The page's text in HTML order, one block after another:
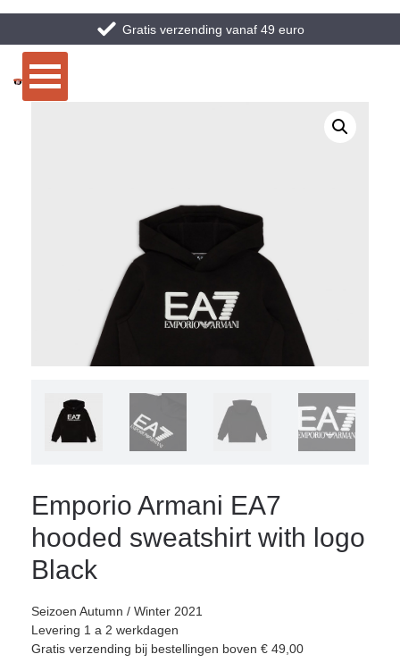
Gratis verzending vanaf 49 euro
Emporio Armani EA7
hooded sweatshirt with logo
Black
Seizoen Autumn / Winter 2021
Levering 1 a 2 werkdagen
Gratis verzending bij bestellingen boven € 49,00